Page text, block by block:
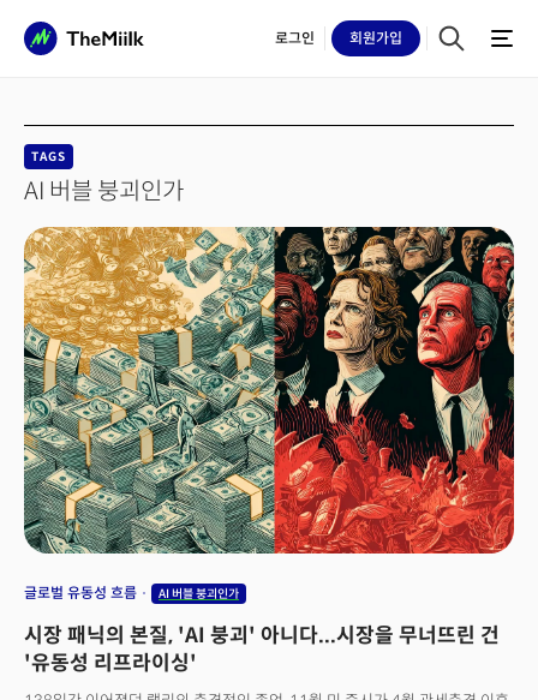
로그인 회원가입
TAGS
AI 버블 붕괴인가
글로벌 유동성 흐름 AI 버블 붕괴인가
시장 패닉의 본질, 'AI 붕괴' 아니다...시장을 무너뜨린 건
'유동성 리프라이싱'